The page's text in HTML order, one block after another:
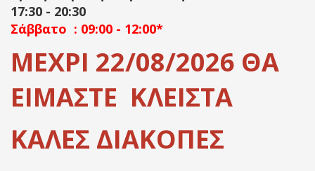
17:30 - 20:30
Σάββατο : 09:00 - 12:00*
ΜΕΧΡΙ 22/08/2026 ΘΑ
ΕΙΜΑΣΤΕ ΚΛΕΙΣΤΑ
ΚΑΛΕΣ ΔΙΑΚΟΠΕΣ